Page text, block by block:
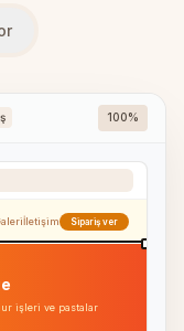
100%
İletişim Sipariş ver
işleri ve pastalar